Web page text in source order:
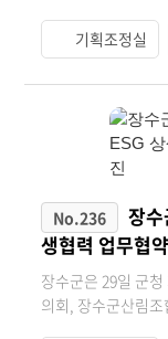
전 9시 논개사당
을 잘 이끌어 가겠
날 취임식은 최훈
원, 각 기관사회단
작을 알리는 동시
러졌다. 이번 취임
리고’의 식전공연
서, 취임사, 축하 메
선포 및 퍼포먼스,
서 ‘모두가 누리는
정목표와 장수가
어 기본사회로’ 군
기획조정실
No.236
장
생협력 업무협
장수군은 29일 군
의회, 장수군산림